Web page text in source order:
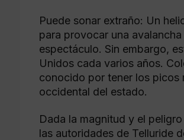
Puede sonar extraño: Un
para provocar una
espectáculo. Sin embargo,
Unidos cada varios años.
conocido por tener los picos
occidental del estado.
Dada la magnitud y el
las autoridades de Telluride